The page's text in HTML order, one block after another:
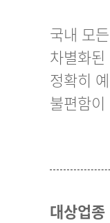
국내 모
차별화
정확히
불편함
대상업종